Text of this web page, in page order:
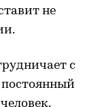
не
с